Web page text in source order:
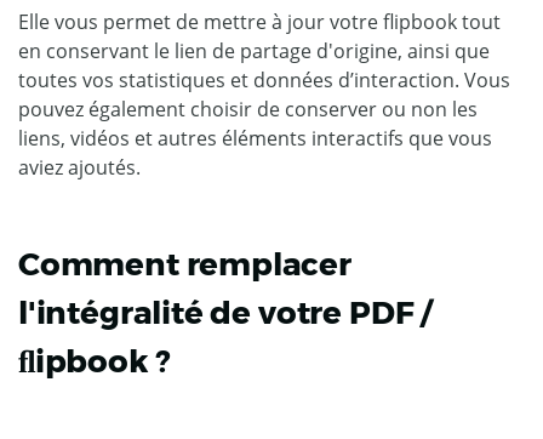
Elle vous permet de mettre à jour votre flipbook tout
en conservant le lien de partage d'origine, ainsi que
toutes vos statistiques et données d’interaction. Vous
pouvez également choisir de conserver ou non les
liens, vidéos et autres éléments interactifs que vous
aviez ajoutés.
Comment remplacer
l'intégralité de votre PDF /
ﬂipbook ?